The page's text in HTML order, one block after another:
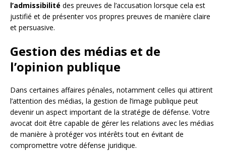
l’admissibilité des preuves de l’accusation lorsque cela est
justifié et de présenter vos propres preuves de manière claire
et persuasive.
Gestion des médias et de
l’opinion publique
Dans certaines affaires pénales, notamment celles qui attirent
l’attention des médias, la gestion de l’image publique peut
devenir un aspect important de la stratégie de défense. Votre
avocat doit être capable de gérer les relations avec les médias
de manière à protéger vos intérêts tout en évitant de
compromettre votre défense juridique.